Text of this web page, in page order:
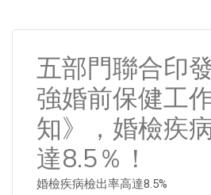
五部門聯合印
強婚前保健工
知》，婚檢疾
達8.5％！
婚檢疾病檢出率高達8.5%